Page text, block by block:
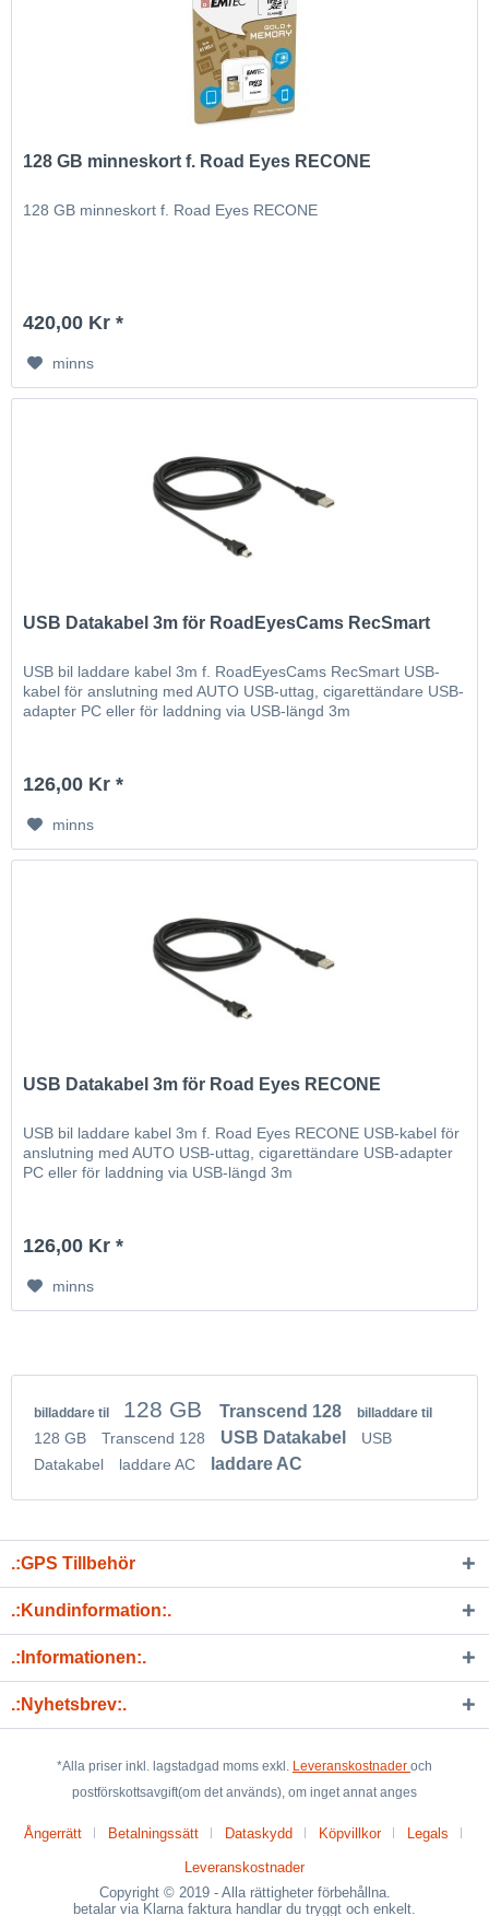
128 GB minneskort f. Road Eyes RECONE
128 GB minneskort f. Road Eyes RECONE
420,00 Kr *
minns
USB Datakabel 3m för RoadEyesCams RecSmart
USB bil laddare kabel 3m f. RoadEyesCams RecSmart USB-
kabel för anslutning med AUTO USB-uttag, cigarettändare USB-
adapter PC eller för laddning via USB-längd 3m
126,00 Kr *
minns
USB Datakabel 3m för Road Eyes RECONE
USB bil laddare kabel 3m f. Road Eyes RECONE USB-kabel för
anslutning med AUTO USB-uttag, cigarettändare USB-adapter
PC eller för laddning via USB-längd 3m
126,00 Kr *
minns
billaddare til 128 GB Transcend 128 billaddare til
128 GB Transcend 128 USB Datakabel
USB
Datakabel
laddare AC laddare AC
.:GPS Tillbehör
.:Kundinformation:.
.:Informationen:.
.:Nyhetsbrev:.
*Alla priser inkl. lagstadgad moms exkl. Leveranskostnader och
postförskottsavgift(om det används), om inget annat anges
Ångerrätt Betalningssätt Dataskydd Köpvillkor Legals
Leveranskostnader
Copyright © 2019 - Alla rättigheter förbehållna.
betalar via Klarna faktura handlar du tryggt och enkelt.